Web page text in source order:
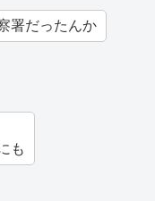
署だったんか
も